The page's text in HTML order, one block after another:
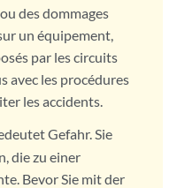
des dommages
un équipement,
par les circuits
avec les procédures
les accidents.
Gefahr. Sie
die zu einer
Bevor Sie mit der